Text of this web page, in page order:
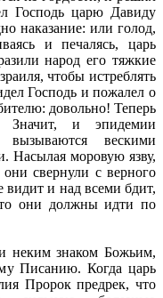
Господь царю Давиду
наказание: или голод,
и печалясь, царь
народ его тяжкие
чтобы истреблять
Господь и пожалел о
довольно! Теперь
Значит, и эпидемии
вескими
Насылая моровую язву,
свернули с верного
видит и над всеми бдит,
они должны идти по
неким знаком Божьим,
Писанию. Когда царь
Пророк предрек, что